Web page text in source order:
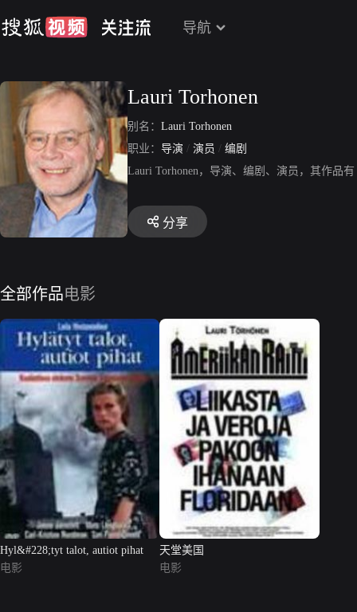
导航
Lauri Torhonen
别名： Lauri Torhonen
职业： 导演 / 演员 / 编剧
Lauri Torhonen，导演、编剧、演员，其作品
分享
全部作品电影
Hyl&#228;tyt talot, autiot pihat
电影
天堂美国
电影